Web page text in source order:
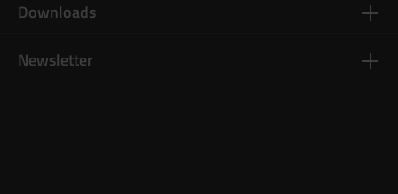
Newsletter
Downloads